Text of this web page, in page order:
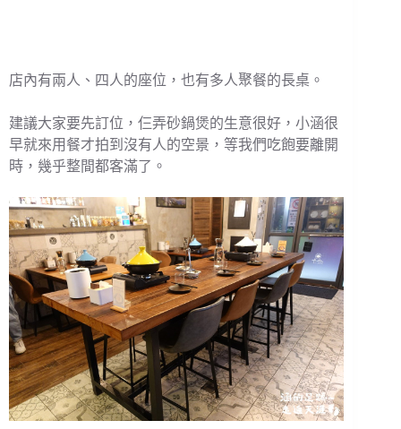
店內有兩人、四人的座位，也有多人聚餐的長桌。
建議大家要先訂位，仨弄砂鍋煲的生意很好，小涵很
早就來用餐才拍到沒有人的空景，等我們吃飽要離開
時，幾乎整間都客滿了。